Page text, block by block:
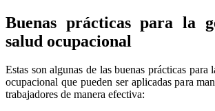
Buenas prácticas para la
salud ocupacional
Estas son algunas de las buenas prácticas para
ocupacional que pueden ser aplicadas para
trabajadores de manera efectiva: